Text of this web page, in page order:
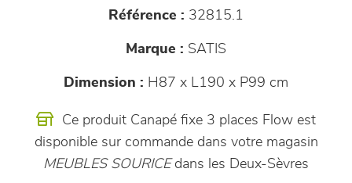
Référence : 32815.1
Marque : SATIS
Dimension : H87 x L190 x P99 cm
Ce produit Canapé fixe 3 places Flow est
disponible sur commande dans votre magasin
MEUBLES SOURICEdans les Deux-Sèvres